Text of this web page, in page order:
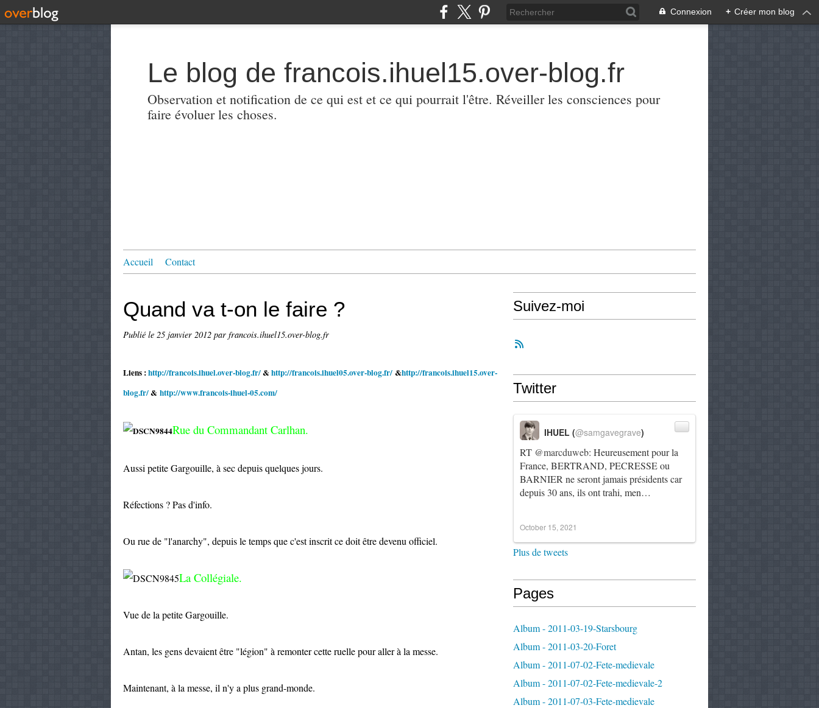
Connexion + Créer mon blog
Le blog de francois.ihuel15.over-blog.fr
Observation et notification de ce qui est et ce qui pourrait l'être. Réveiller les consciences pour
faire évoluer les choses.
Accueil Contact
Quand va t-on le faire ?
Publié le 25 janvier 2012 par francois.ihuel15.over-blog.fr
Liens :http://francois.ihuel.over-blog.fr/&http://francois.ihuel05.over-blog.fr/ &http://francois.ihuel15.over-
blog.fr/& http://www.francois-ihuel-05.com/
Rue du Commandant Carlhan.
Aussi petite Gargouille, à sec depuis quelques jours.
Réfections ? Pas d'info.
Ou rue de "l'anarchy", depuis le temps que c'est inscrit ce doit être devenu officiel.
La Collégiale.
Vue de la petite Gargouille.
Antan, les gens devaient être "légion" à remonter cette ruelle pour aller à la messe.
Maintenant, à la messe, il n'y a plus grand-monde.
Suivez-moi
Twitter
RT @marcduweb: Heureusement pour la
France, BERTRAND, PECRESSE ou
BARNIER ne seront jamais présidents car
depuis 30 ans, ils ont trahi, men…
IHUEL (@samgavegrave)
October 15, 2021
Plus de tweets
Pages
Album - 2011-03-19-Starsbourg
Album - 2011-03-20-Foret
Album - 2011-07-02-Fete-medievale
Album - 2011-07-02-Fete-medievale-2
Album - 2011-07-03-Fete-medievale